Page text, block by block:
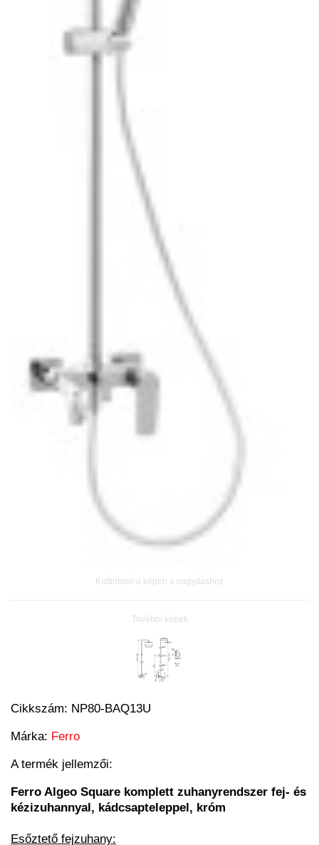
Kattintson a képen a nagyításhoz
További képek
Cikkszám: NP80-BAQ13U
Márka: Ferro
A termék jellemzői:
Ferro Algeo Square komplett zuhanyrendszer fej- és
kézizuhannyal, kádcsapteleppel, króm
Esőztető fejzuhany: